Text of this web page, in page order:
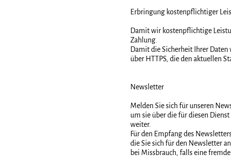
Erbringung kostenpflichtiger
Damit wir kostenpflichtige
Zahlung.
Damit die Sicherheit Ihrer
über HTTPS, die den aktuellen
Newsletter
Melden Sie sich für unseren
um sie über die für diesen
weiter.
Für den Empfang des
die Sie sich für den Newsletter
bei Missbrauch, falls eine